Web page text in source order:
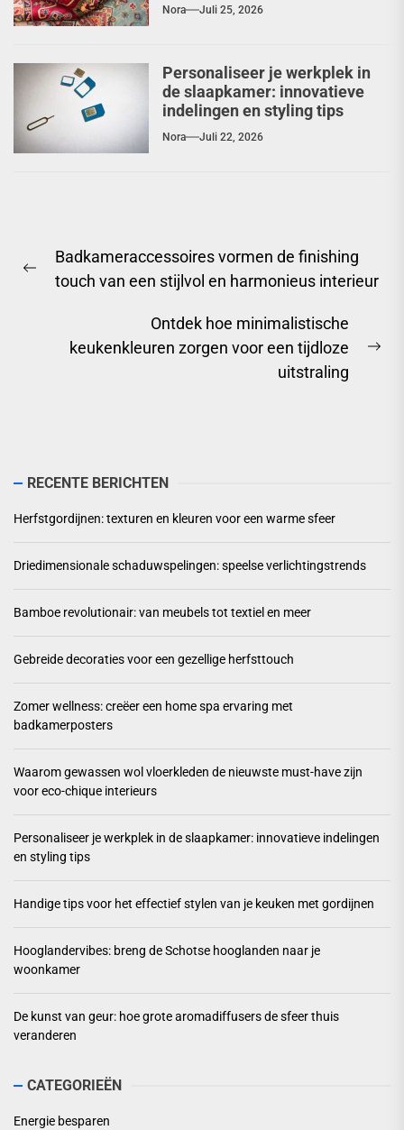
Nora Juli 25, 2026
Personaliseer je werkplek in
de slaapkamer: innovatieve
indelingen en styling tips
Nora Juli 22, 2026
Previous
Badkameraccessoires vormen de finishing
touch van een stijlvol en harmonieus interieur
Ontdek hoe minimalistische
keukenkleuren zorgen voor een tijdloze
uitstraling
RECENTE BERICHTEN
Herfstgordijnen: texturen en kleuren voor een warme sfeer
Driedimensionale schaduwspelingen: speelse verlichtingstrends
Bamboe revolutionair: van meubels tot textiel en meer
Gebreide decoraties voor een gezellige herfsttouch
Zomer wellness: creëer een home spa ervaring met
badkamerposters
Waarom gewassen wol vloerkleden de nieuwste must-have zijn
voor eco-chique interieurs
Personaliseer je werkplek in de slaapkamer: innovatieve indelingen
en styling tips
Handige tips voor het effectief stylen van je keuken met gordijnen
Hooglandervibes: breng de Schotse hooglanden naar je
woonkamer
De kunst van geur: hoe grote aromadiffusers de sfeer thuis
veranderen
CATEGORIEËN
Energie besparen